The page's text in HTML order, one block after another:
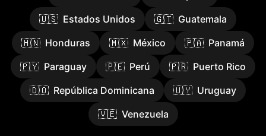
🇺🇸 Estados Unidos 🇬🇹 Guatemala
🇭🇳 Honduras 🇲🇽 México 🇵🇦 Panamá
🇵🇾 Paraguay 🇵🇪 Perú 🇵🇷 Puerto Rico
🇩🇴 República Dominicana 🇺🇾 Uruguay
🇻🇪 Venezuela